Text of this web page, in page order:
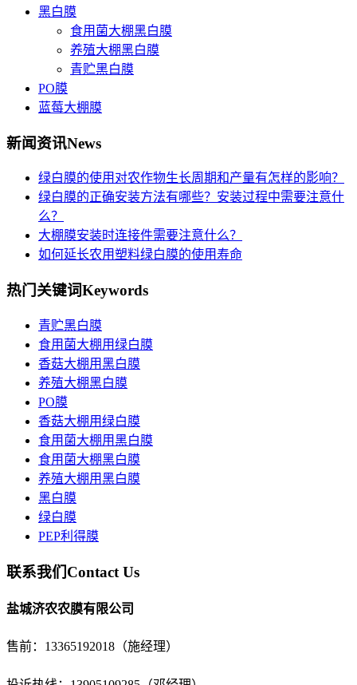
黑白膜
食用菌大棚黑白膜
养殖大棚黑白膜
青贮黑白膜
PO膜
蓝莓大棚膜
新闻资讯News
绿白膜的使用对农作物生长周期和产量有怎样的影响？
绿白膜的正确安装方法有哪些？安装过程中需要注意什
么？
大棚膜安装时连接件需要注意什么？
如何延长农用塑料绿白膜的使用寿命
热门关键词Keywords
青贮黑白膜
食用菌大棚用绿白膜
香菇大棚用黑白膜
养殖大棚黑白膜
PO膜
香菇大棚用绿白膜
食用菌大棚用黑白膜
食用菌大棚黑白膜
养殖大棚用黑白膜
黑白膜
绿白膜
PEP利得膜
联系我们Contact Us
盐城济农农膜有限公司
售前： 13365192018（施经理）